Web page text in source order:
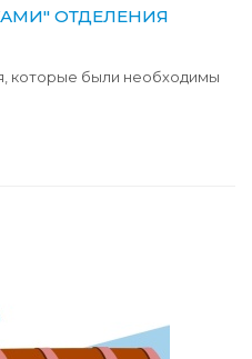
ОТДЕЛЕНИЯ
которые были необходимы